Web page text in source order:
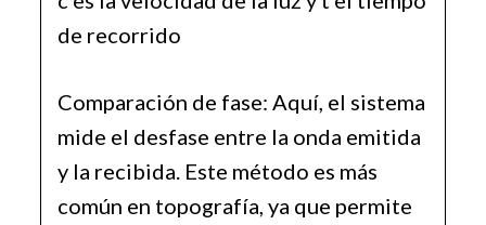
de recorrido
Comparación de fase: Aquí, el sistema
mide el desfase entre la onda emitida
y la recibida. Este método es más
común en topografía, ya que permite